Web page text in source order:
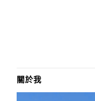
關於我